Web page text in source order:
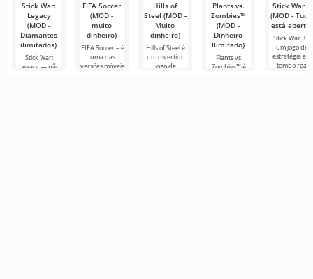
Stick War:
Legacy
(MOD -
Diamantes
ilimitados)
Stick War:
Legacy — não
FIFA Soccer
(MOD -
muito
dinheiro)
FIFA Soccer – é
uma das
versões móveis
Hills of
Steel (MOD -
Muito
dinheiro)
Hills of Steel é
um divertido
jogo de
Plants vs.
Zombies™
(MOD -
Dinheiro
Ilimitado)
Plants vs.
Zombies™ é
Stick War 3
(MOD - Tudo
está aberto)
Stick War 3 é
um jogo de
estratégia em
tempo real